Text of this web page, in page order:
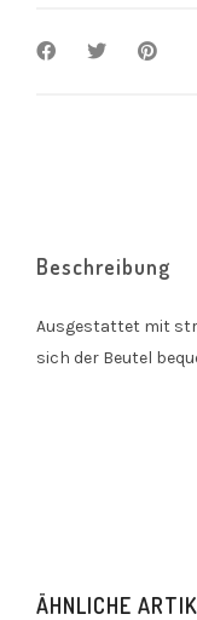
Beschreibung
Ausgestattet mit
sich der Beutel
ÄHNLICHE